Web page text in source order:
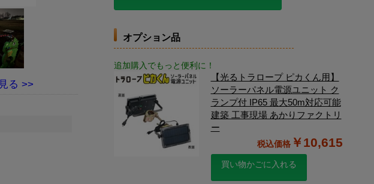
オプション品
追加購入でもっと便利に！
【光るトラロープ ピカくん用】
ソーラーパネル電源ユニット ク
ランプ付 IP65 最大50m対応可能
建築 工事現場 あかりファクトリ
ー
￥10,615
買い物かごに入れる